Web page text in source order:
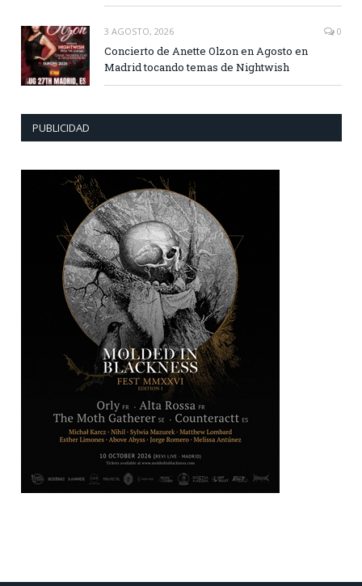
3 AGOSTO, 2026 0
Concierto de Anette Olzon en Agosto en
Madrid tocando temas de Nightwish
PUBLICIDAD